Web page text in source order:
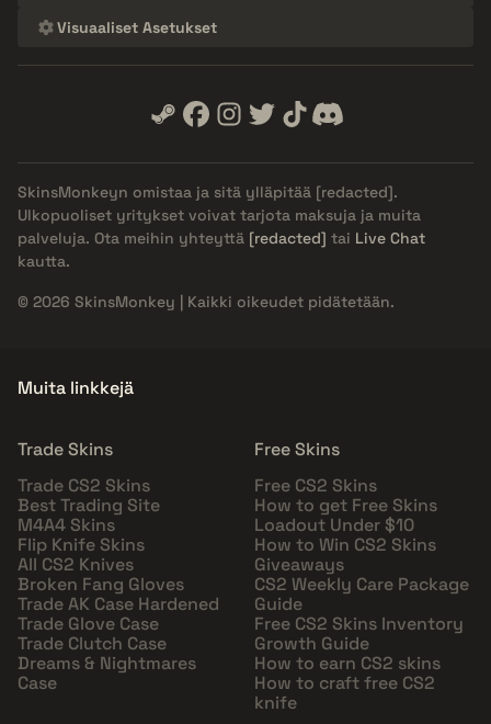
Visuaaliset Asetukset
SkinsMonkeyn omistaa ja sitä ylläpitää [redacted].
Ulkopuoliset yritykset voivat tarjota maksuja ja muita
palveluja. Ota meihin yhteyttä [redacted] tai Live Chat
kautta.
© 2026 SkinsMonkey | Kaikki oikeudet pidätetään.
Muita linkkejä
Trade Skins
Trade CS2 Skins
Best Trading Site
M4A4 Skins
Flip Knife Skins
All CS2 Knives
Broken Fang Gloves
Trade AK Case Hardened
Trade Glove Case
Trade Clutch Case
Dreams & Nightmares
Case
Free Skins
Free CS2 Skins
How to get Free Skins
Loadout Under $10
How to Win CS2 Skins
Giveaways
CS2 Weekly Care Package
Guide
Free CS2 Skins Inventory
Growth Guide
How to earn CS2 skins
How to craft free CS2
knife